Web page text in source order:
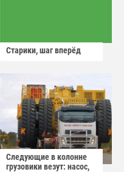
Старики, шаг вперёд
Следующие в колонне
грузовики везут: насос,